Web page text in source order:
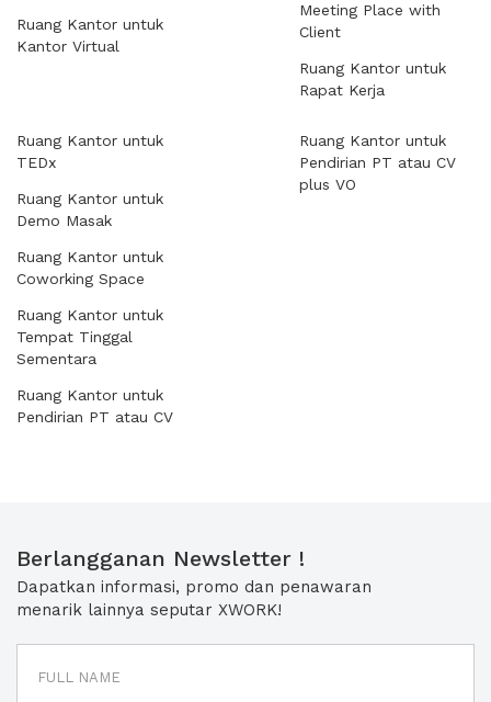
Ruang Kantor untuk
Kantor Virtual
Meeting Place with
Client
Ruang Kantor untuk
Rapat Kerja
Ruang Kantor untuk
TEDx
Ruang Kantor untuk
Demo Masak
Ruang Kantor untuk
Coworking Space
Ruang Kantor untuk
Tempat Tinggal
Sementara
Ruang Kantor untuk
Pendirian PT atau CV
Ruang Kantor untuk
Pendirian PT atau CV
plus VO
Berlangganan Newsletter !
Dapatkan informasi, promo dan penawaran
menarik lainnya seputar XWORK!